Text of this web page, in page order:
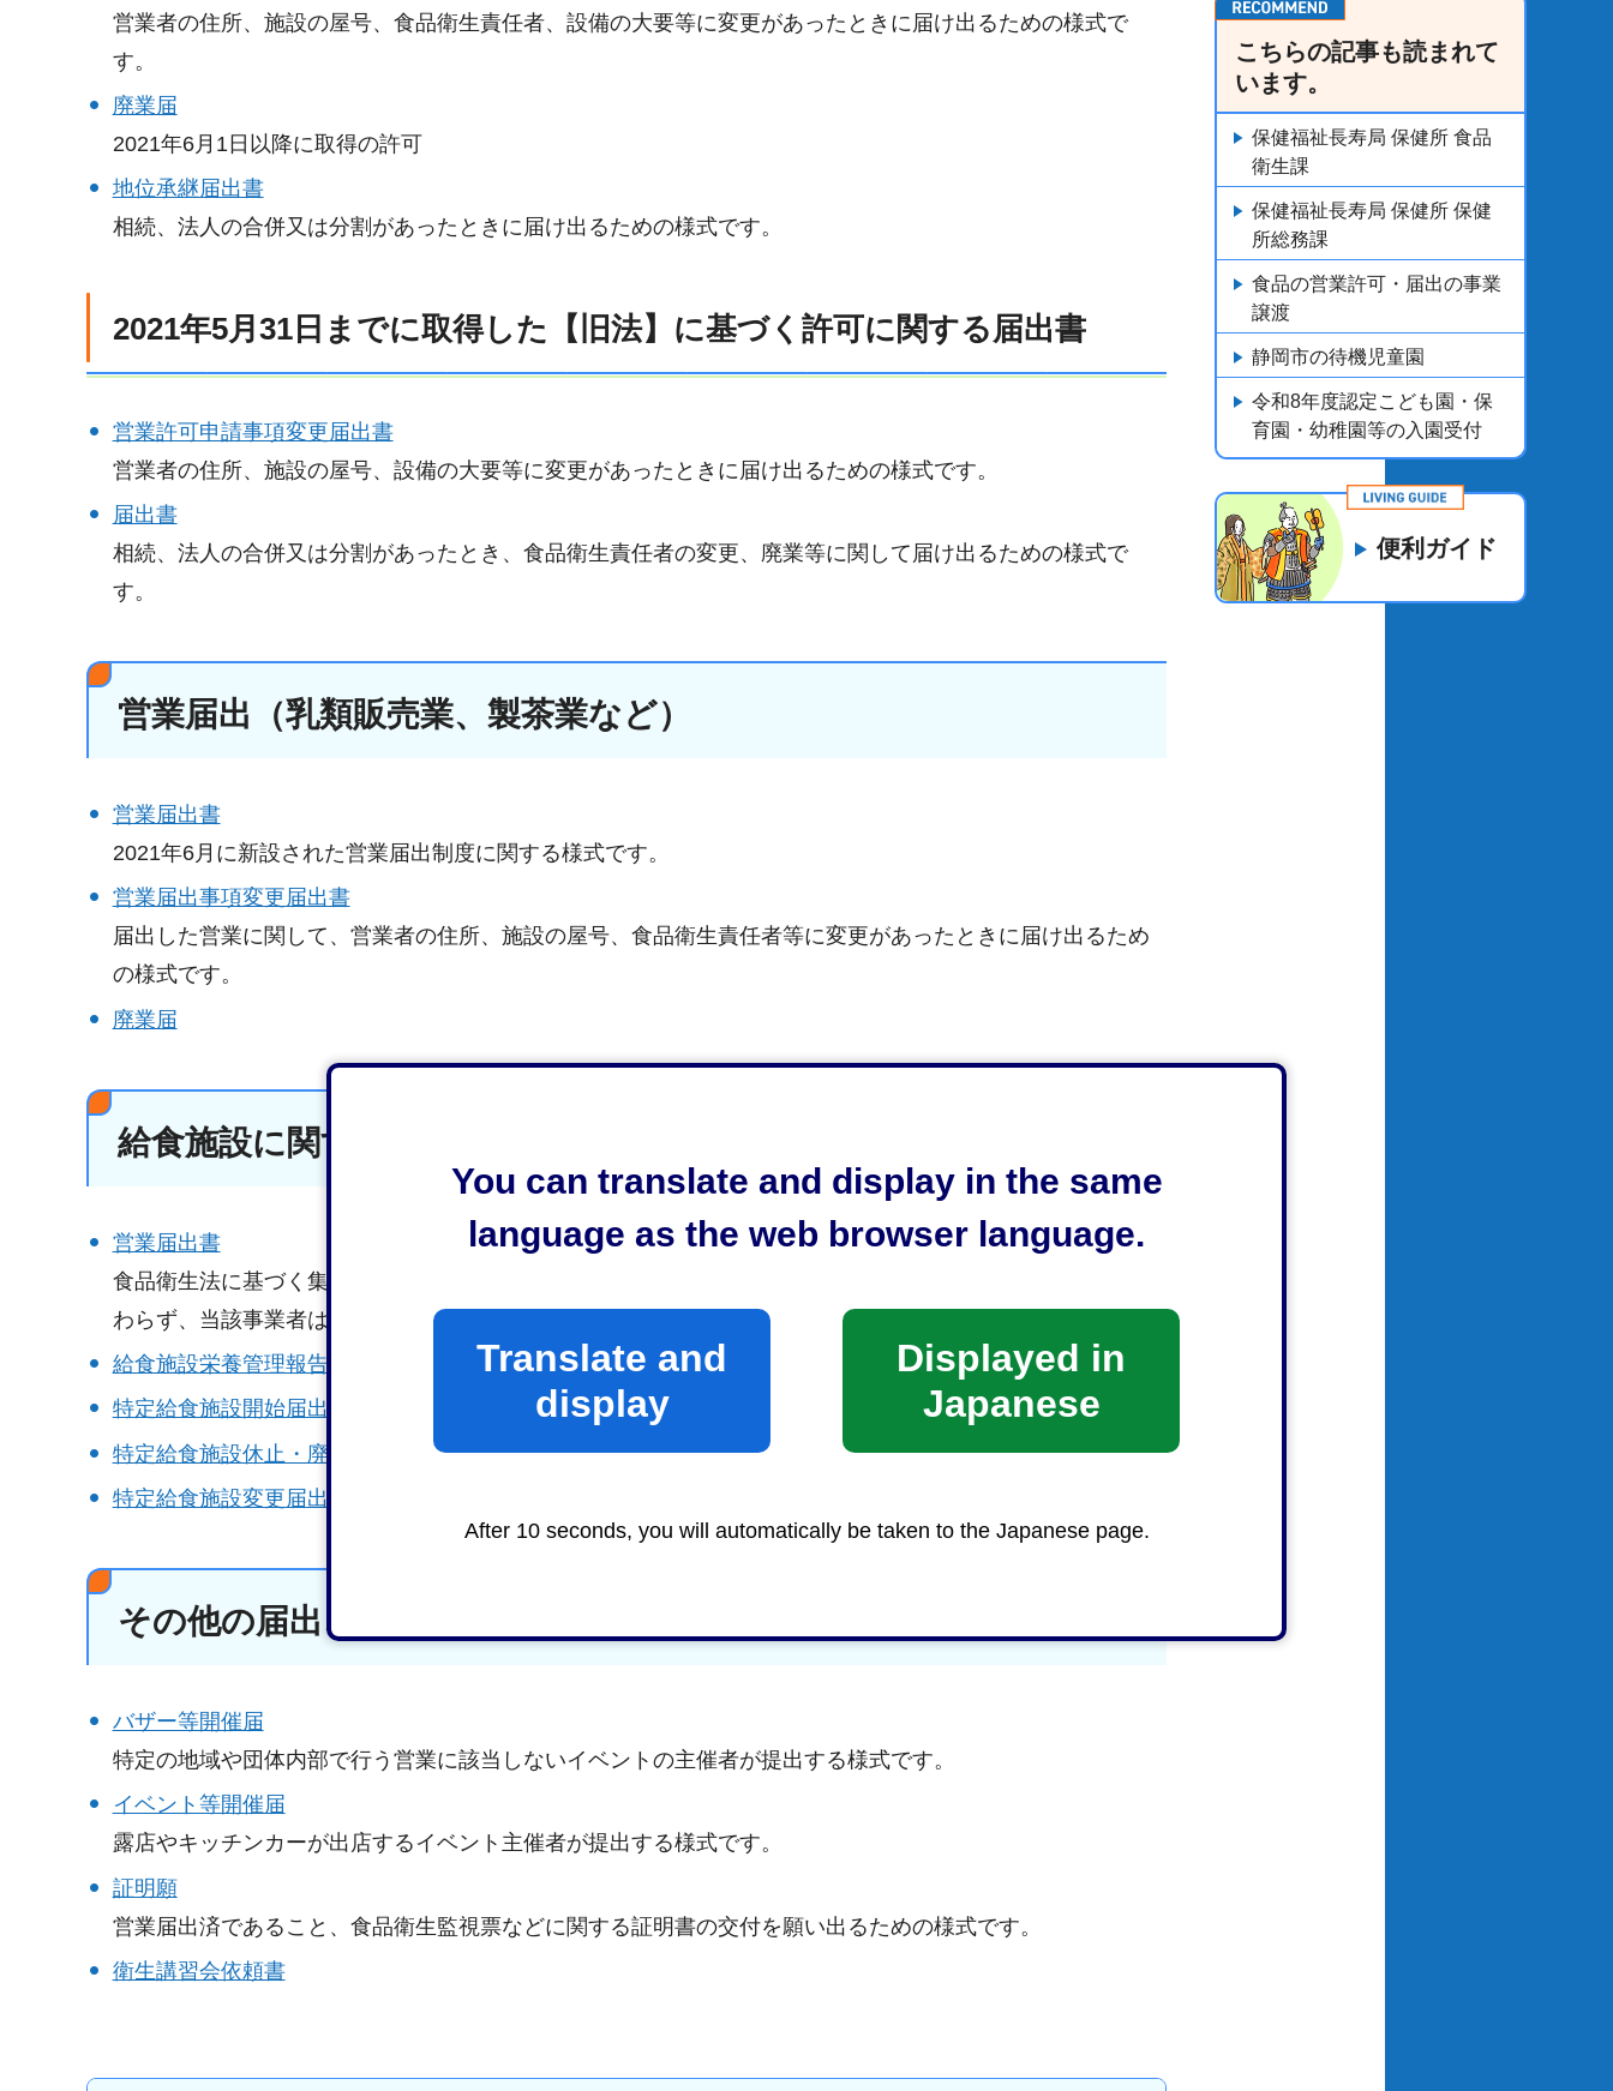
You can translate and display in the same
language as the web browser language.
Translate and
display
Displayed in
Japanese
After 10 seconds, you will automatically be taken to the Japanese page.
営業者の住所、施設の屋号、食品衛生責任者、設備の大要等に変更があったときに届け出るための様式で
す。
廃業届
2021年6月1日以降に取得の許可
地位承継届出書
相続、法人の合併又は分割があったときに届け出るための様式です。
2021年5月31日までに取得した【旧法】に基づく許可に関する届出書
営業許可申請事項変更届出書
営業者の住所、施設の屋号、設備の大要等に変更があったときに届け出るための様式です。
届出書
相続、法人の合併又は分割があったとき、食品衛生責任者の変更、廃業等に関して届け出るための様式で
す。
営業届出（乳類販売業、製茶業など）
営業届出書
2021年6月に新設された営業届出制度に関する様式です。
営業届出事項変更届出書
届出した営業に関して、営業者の住所、施設の屋号、食品衛生責任者等に変更があったときに届け出るため
の様式です。
廃業届
給食施設に関する届出・報告書
営業届出書
食品衛生法に基づく集団給食施設が届け出る様式です。外部事業者に調理業務を委託する場合は、食数に関
わらず、当該事業者は営業許可が必要になります。
給食施設栄養管理報告書
特定給食施設開始届出書
特定給食施設休止・廃止届出書
特定給食施設変更届出書
その他の届出、依頼書等
バザー等開催届
特定の地域や団体内部で行う営業に該当しないイベントの主催者が提出する様式です。
イベント等開催届
露店やキッチンカーが出店するイベント主催者が提出する様式です。
証明願
営業届出済であること、食品衛生監視票などに関する証明書の交付を願い出るための様式です。
衛生講習会依頼書
こちらの記事も読まれて
います。
保健福祉長寿局 保健所 食品
衛生課
保健福祉長寿局 保健所 保健
所総務課
食品の営業許可・届出の事業
譲渡
静岡市の待機児童園
令和8年度認定こども園・保
育園・幼稚園等の入園受付
便利ガイド